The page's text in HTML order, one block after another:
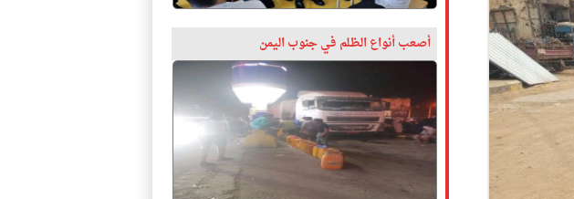
أصعب أنواع الظلم في جنوب اليمن